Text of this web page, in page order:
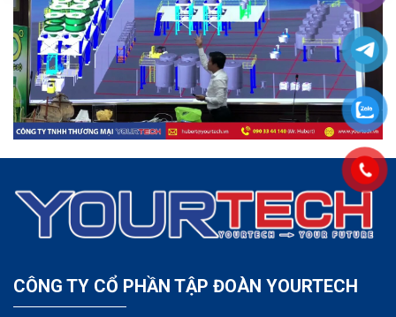
CÔNG TY CỔ PHẦN TẬP ĐOÀN YOURTECH